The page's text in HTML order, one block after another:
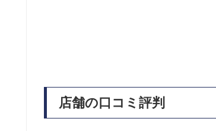
店舗の口コミ評判